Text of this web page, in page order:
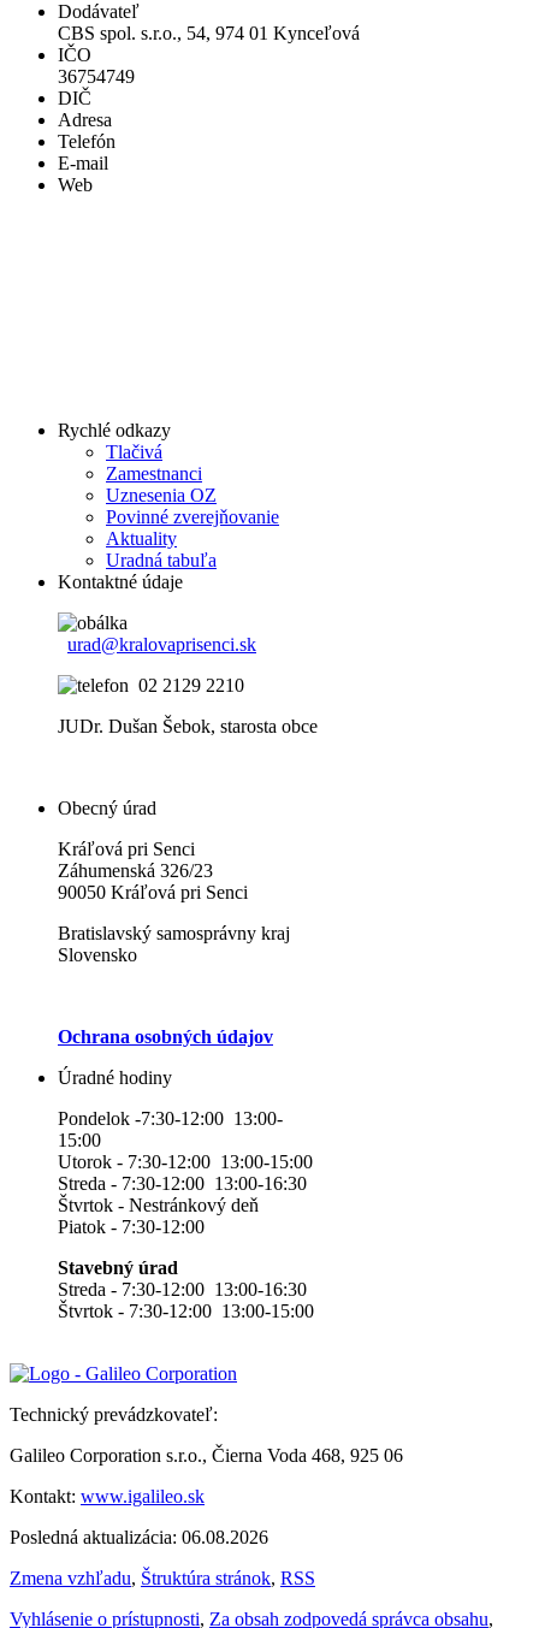
Dodávateľ
CBS spol. s.r.o., 54, 974 01 Kynceľová
IČO
36754749
DIČ
Adresa
Telefón
E-mail
Web
Rychlé odkazy
Tlačivá
Zamestnanci
Uznesenia OZ
Povinné zverejňovanie
Aktuality
Uradná tabuľa
Kontaktné údaje
urad@kralovaprisenci.sk
02 2129 2210
JUDr. Dušan Šebok, starosta obce
Obecný úrad
Kráľová pri Senci
Záhumenská 326/23
90050 Kráľová pri Senci
Bratislavský samosprávny kraj
Slovensko
Ochrana osobných údajov
Úradné hodiny
Pondelok -7:30-12:00 13:00-
15:00
Utorok - 7:30-12:00 13:00-15:00
Streda - 7:30-12:00 13:00-16:30
Štvrtok - Nestránkový deň
Piatok - 7:30-12:00
Stavebný úrad
Streda - 7:30-12:00 13:00-16:30
Štvrtok - 7:30-12:00 13:00-15:00
Technický prevádzkovateľ:
Galileo Corporation s.r.o., Čierna Voda 468, 925 06
Kontakt: www.igalileo.sk
Posledná aktualizácia: 06.08.2026
Zmena vzhľadu, Štruktúra stránok, RSS
Vyhlásenie o prístupnosti, Za obsah zodpovedá správca obsahu,